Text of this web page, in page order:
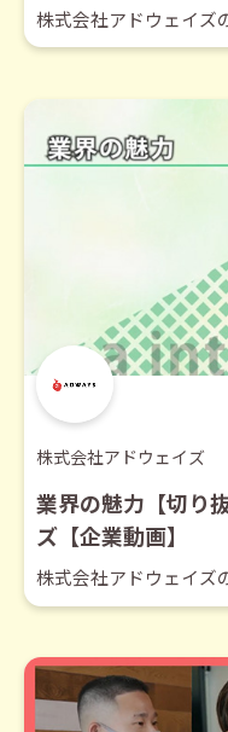
株式会社アドウェイズ
株式会社アドウェイズ
業界の魅力【切り
ズ【企業動画】
株式会社アドウェイズ